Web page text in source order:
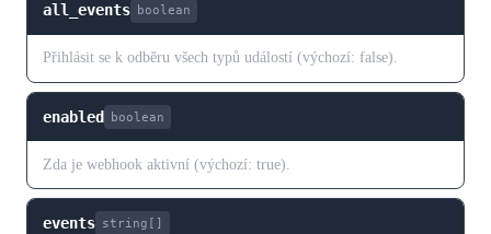
all_events boolean
Přihlásit se k odběru všech typů událostí (výchozí: false).
enabled boolean
Zda je webhook aktivní (výchozí: true).
events string[]